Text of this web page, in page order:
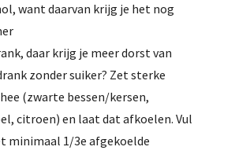
want daarvan krijg je het nog
daar krijg je meer dorst van
zonder suiker? Zet sterke
(zwarte bessen/kersen,
citroen) en laat dat afkoelen. Vul
minimaal 1/3e afgekoelde